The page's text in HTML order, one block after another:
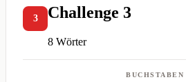
3 Challenge 3
8 Wörter
BUCHSTABEN